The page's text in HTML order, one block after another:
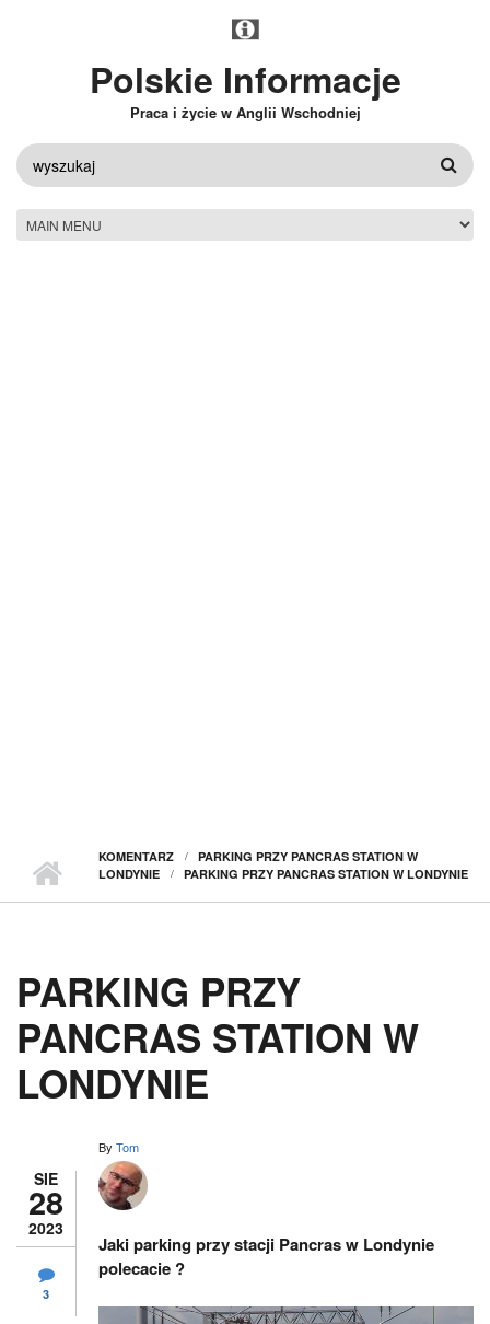
Polskie Informacje
Praca i życie w Anglii Wschodniej
FORMULARZ
WYSZUKIWANIA
KOMENTARZ
PARKING PRZY PANCRAS STATION W
LONDYNIE
PARKING PRZY PANCRAS STATION W LONDYNIE
PARKING PRZY
PANCRAS STATION W
LONDYNIE
SIE
28
2023
3
By Tom
Jaki parking przy stacji Pancras w Londynie
polecacie ?